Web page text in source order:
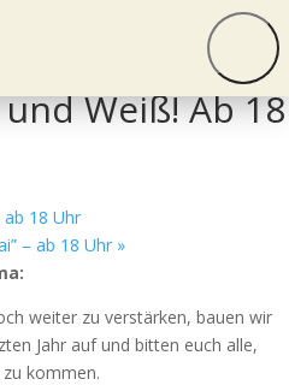
–
Weiß! Ab 18
ab 18 Uhr
– ab 18 Uhr »
weiter zu verstärken, bauen wir
Jahr auf und bitten euch alle,
kommen.